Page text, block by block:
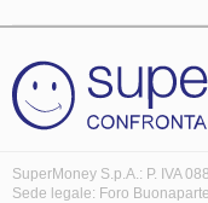
SuperMoney S.p.A.: P. IVA
Sede legale: Foro